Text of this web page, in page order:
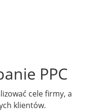
PPC
cele firmy, a
klientów.